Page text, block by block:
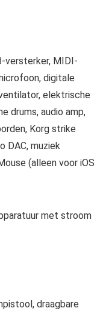
versterker, MIDI-
digitale
elektrische
drums, audio amp,
Korg strike
DAC, muziek
(alleen voor iOS
met stroom
draagbare